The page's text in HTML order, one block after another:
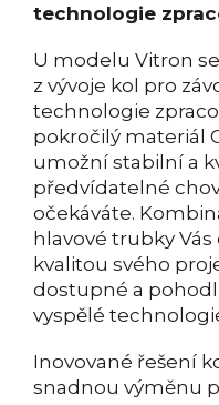
technologie
U modelu Vitron
z vývoje kol pro
technologie
pokročilý materiál
umožní stabilní a
předvídatelné
očekáváte.
hlavové trubky
kvalitou svého
dostupné a
vyspělé
Inovované řešení
snadnou výměnu